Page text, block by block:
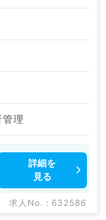
理
詳細を
見る
求人No. : 632586